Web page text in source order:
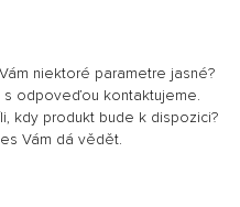
niektoré parametre jasné?
s odpoveďou kontaktujeme.
kdy produkt bude k dispozici?
Vám dá vědět.